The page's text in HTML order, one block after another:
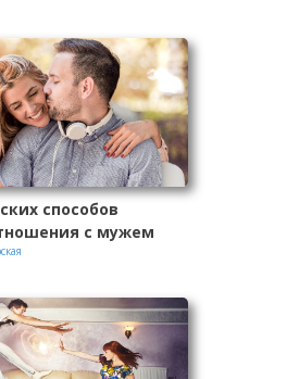
способов
с мужем